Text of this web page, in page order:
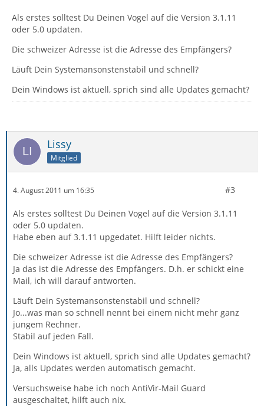
Als erstes solltest Du Deinen Vogel auf die Version 3.1.11
oder 5.0 updaten.
Die schweizer Adresse ist die Adresse des Empfängers?
Läuft Dein Systemansonstenstabil und schnell?
Dein Windows ist aktuell, sprich sind alle Updates gemacht?
Lissy
Mitglied
4. August 2011 um 16:35 #3
Als erstes solltest Du Deinen Vogel auf die Version 3.1.11
oder 5.0 updaten.
Habe eben auf 3.1.11 upgedatet. Hilft leider nichts.
Die schweizer Adresse ist die Adresse des Empfängers?
Ja das ist die Adresse des Empfängers. D.h. er schickt eine
Mail, ich will darauf antworten.
Läuft Dein Systemansonstenstabil und schnell?
Jo...was man so schnell nennt bei einem nicht mehr ganz
jungem Rechner.
Stabil auf jeden Fall.
Dein Windows ist aktuell, sprich sind alle Updates gemacht?
Ja, alls Updates werden automatisch gemacht.
Versuchsweise habe ich noch AntiVir-Mail Guard
ausgeschaltet, hilft auch nix.